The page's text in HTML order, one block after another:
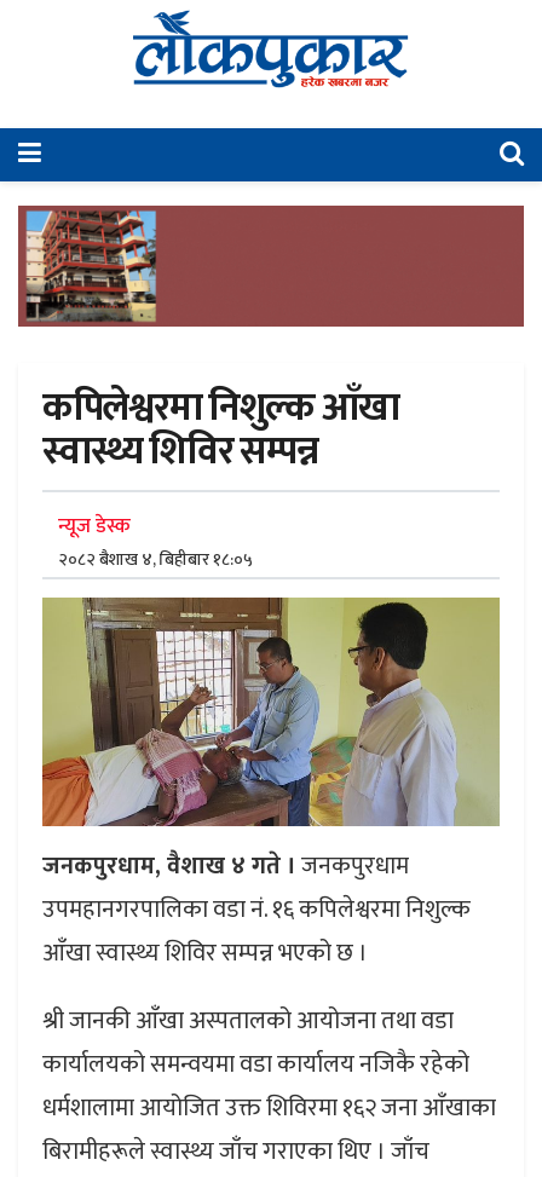
कपिलेश्वरमा निशुल्क आँखा
स्वास्थ्य शिविर सम्पन्न
न्यूज डेस्क
२०८२ बैशाख ४, बिहीबार १८:०५
जनकपुरधाम, वैशाख ४ गते । जनकपुरधाम
उपमहानगरपालिका वडा नं. १६ कपिलेश्वरमा निशुल्क
आँखा स्वास्थ्य शिविर सम्पन्न भएको छ ।
श्री जानकी आँखा अस्पतालको आयोजना तथा वडा
कार्यालयको समन्वयमा वडा कार्यालय नजिकै रहेको
धर्मशालामा आयोजित उक्त शिविरमा १६२ जना आँखाका
बिरामीहरूले स्वास्थ्य जाँच गराएका थिए । जाँच